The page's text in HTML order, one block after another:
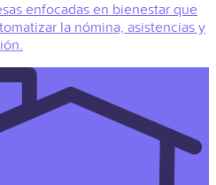
enfocadas en bienestar que
la nómina, asistencias y